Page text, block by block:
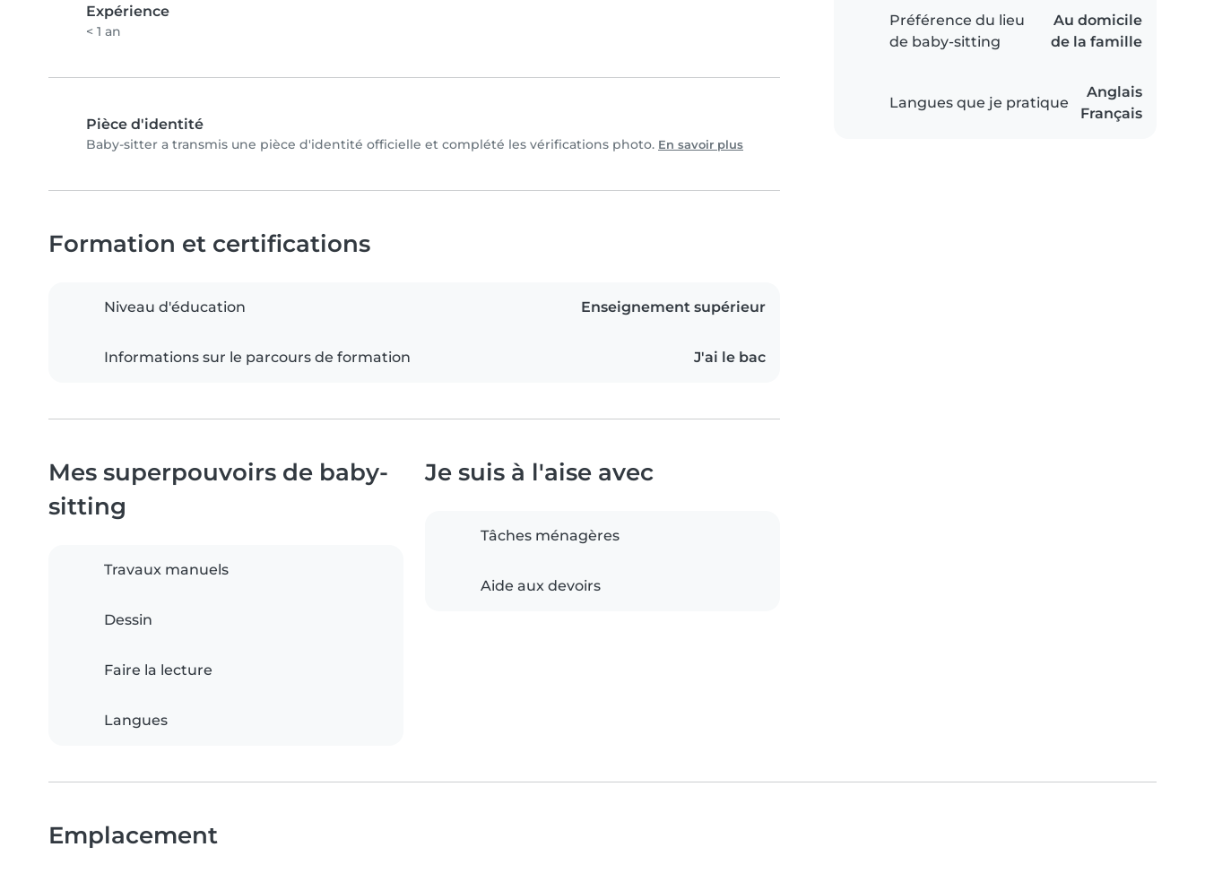
Expérience
< 1 an
Pièce d'identité
Baby-sitter a transmis une pièce d'identité officielle et complété les vérifications photo. En savoir plus
Préférence du lieu
de baby-sitting
Au domicile
de la famille
Langues que je pratique
Anglais
Français
Formation et certifications
Niveau d'éducation Enseignement supérieur
Informations sur le parcours de formation J'ai le bac
Mes superpouvoirs de baby-
sitting
Travaux manuels
Dessin
Faire la lecture
Langues
Je suis à l'aise avec
Tâches ménagères
Aide aux devoirs
Emplacement